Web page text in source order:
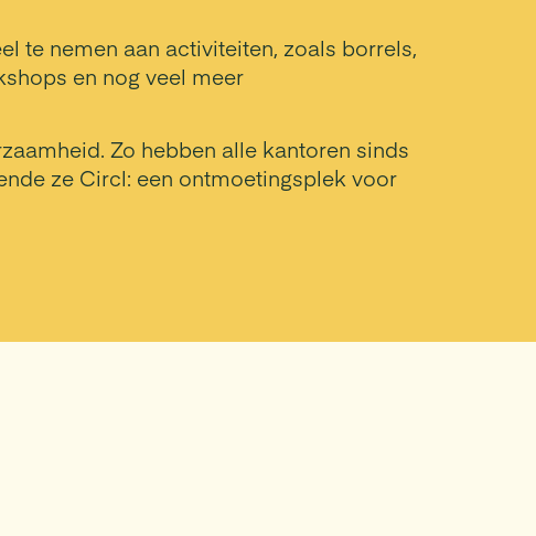
te nemen aan activiteiten, zoals borrels,
en nog veel meer
Zo hebben alle kantoren sinds
ze Circl: een ontmoetingsplek voor